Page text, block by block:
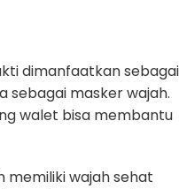
dimanfaatkan sebagai
sebagai masker wajah.
walet bisa membantu
memiliki wajah sehat